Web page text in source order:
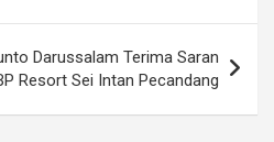
Darussalam Terima Saran
Resort Sei Intan Pecandang